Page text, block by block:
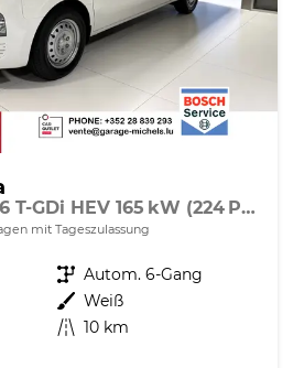
Kastenwagen 1.6 T-GDi HEV 165 kW (224 PS) Sitz-Paket, Lenkradheizung, Sitzheizung, Klimaautomatik, DAB, Navigationssystem, Android Auto, Apple CarPlay, Einparkhilfe vorne und hinten, Rückfahrkamera, 17 Zoll Stahlfelgen, Reserverad, uvm.
mit Tageszulassung
Getriebe Autom. 6-Gang
Außenfarbe Weiß
Kilometerstand 10 km